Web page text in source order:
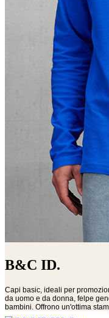
B&C ID.
Capi basic, ideali per
da uomo e da donna, felpe
bambini. Offrono un'ottima